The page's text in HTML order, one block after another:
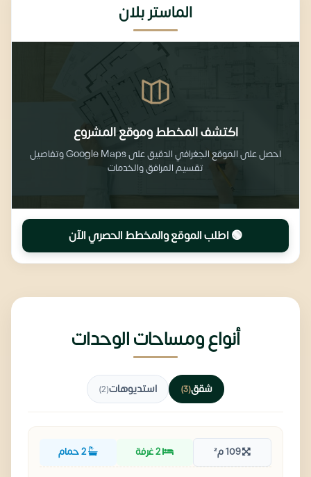
الماستر بلان
اكتشف المخطط وموقع المشروع
احصل على الموقع الجغرافي الدقيق على Google Maps وتفاصيل
تقسيم المرافق والخدمات
🟢 اطلب الموقع والمخطط الحصري الآن
أنواع ومساحات الوحدات
شقق(3) استديوهات(2)
109 م² 2 غرفة 2 حمام